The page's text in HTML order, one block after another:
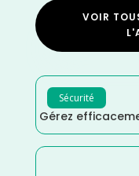
VOIR
Sécurité
Gérez